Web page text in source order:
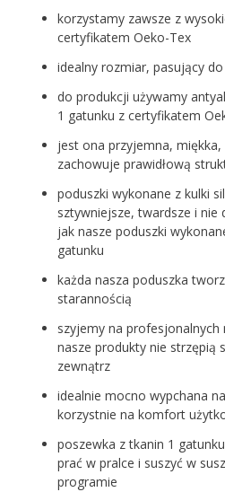
korzystamy zawsze z
certyfikatem Oeko-Tex
idealny rozmiar, pasujący
do produkcji używamy
1 gatunku z certyfikatem
jest ona przyjemna, miękka,
zachowuje prawidłową
poduszki wykonane z kulki
sztywniejsze, twardsze i
jak nasze poduszki
gatunku
każda nasza poduszka
starannością
szyjemy na profesjonalnych
nasze produkty nie strzępią
zewnątrz
idealnie mocno wypchana
korzystnie na komfort
poszewka z tkanin 1
prać w pralce i suszyć w
programie